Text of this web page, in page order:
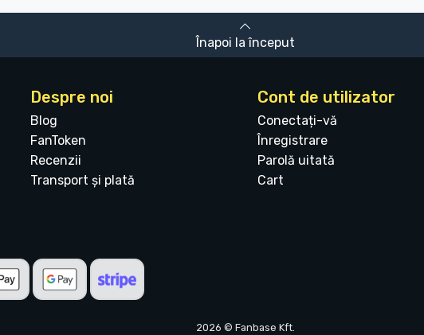
Înapoi la început
Despre noi
Blog
FanToken
Recenzii
Transport și plată
Cont de utilizator
Conectați-vă
Înregistrare
Parolă uitată
Cart
2026 © Fanbase Kft.